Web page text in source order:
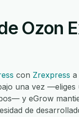
Ozon
con Zrexpress a
una vez
y eGrow
de